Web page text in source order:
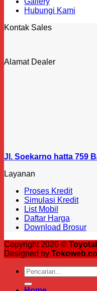
Hubungi Kami
Kontak Sales
Alamat Dealer
Jl. Soekarno hatta 759
Layanan
Proses Kredit
Simulasi Kredit
List Mobil
Daftar Harga
Download Brosur
Copyright 2026 ©
Designed by Tokoweb.co
Pencarian
untuk: